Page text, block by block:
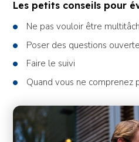
Les petits conseils pour
Ne pas vouloir être
Poser des questions
Faire le suivi
Quand vous ne comprenez